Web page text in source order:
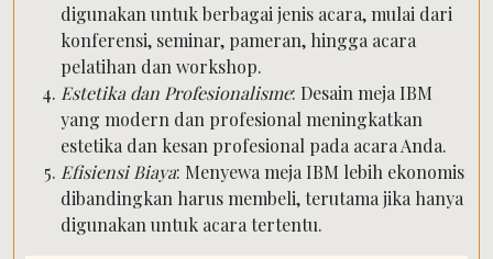
digunakan untuk berbagai jenis acara, mulai dari
konferensi, seminar, pameran, hingga acara
pelatihan dan workshop.
Estetika dan Profesionalisme: Desain meja IBM
yang modern dan profesional meningkatkan
estetika dan kesan profesional pada acara Anda.
Efisiensi Biaya: Menyewa meja IBM lebih ekonomis
dibandingkan harus membeli, terutama jika hanya
digunakan untuk acara tertentu.